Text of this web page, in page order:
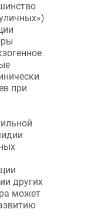
при
других
может